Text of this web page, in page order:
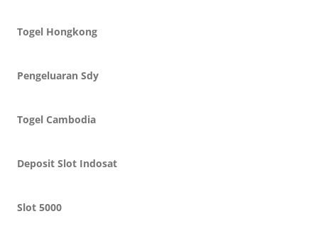
Togel Hongkong
Pengeluaran Sdy
Togel Cambodia
Deposit Slot Indosat
Slot 5000